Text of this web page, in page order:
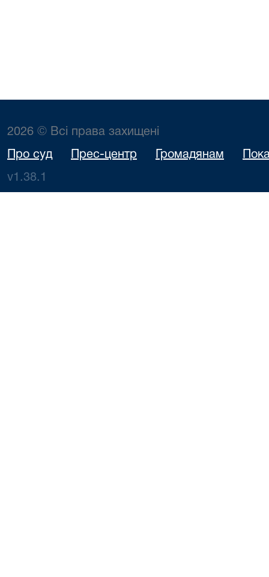
2026 © Всі права захищені
Про суд Прес-центр Громадянам
v1.38.1